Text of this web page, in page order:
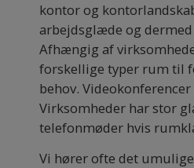
kontor og
arbejdsglæde og
Afhængig af
forskellige typer rum til
behov.
Virksomheder har stor
telefonmøder hvis
Vi hører ofte det